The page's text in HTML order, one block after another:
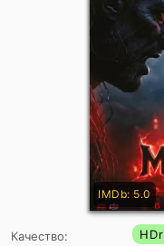
IMDb: 5.0
Качество: